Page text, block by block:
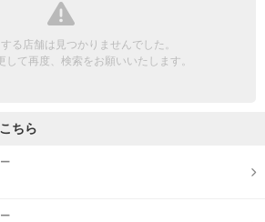
団体様歓迎
る店舗は見つかりませんでした。
して再度、検索をお願いいたします。
ちら